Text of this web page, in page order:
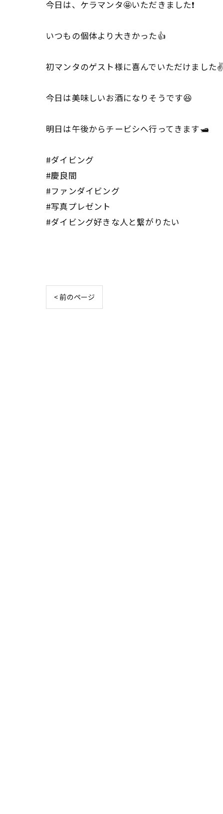
今日は、ケラマンタ🤩いただきました❗️
いつもの個体より大きかった👍
初マンタのゲスト様に喜んでいただけました✌️
今日は美味しいお酒になりそうです😆
明日は午後からチービシへ行ってきます🛥️
#ダイビング
#慶良間
#ファンダイビング
#写真プレゼント
#ダイビング好きな人と繋がりたい
< 前のページ